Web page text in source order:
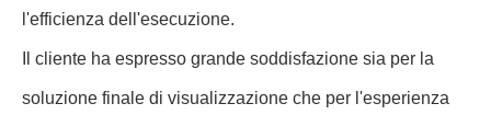
l'efficienza dell'esecuzione.
Il cliente ha espresso grande soddisfazione sia per la
soluzione finale di visualizzazione che per l'esperienza